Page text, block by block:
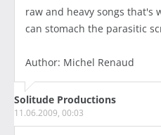
raw and heavy songs that's
can stomach the parasitic
Author: Michel Renaud
Solitude Productions
11.06.2009, 00:03